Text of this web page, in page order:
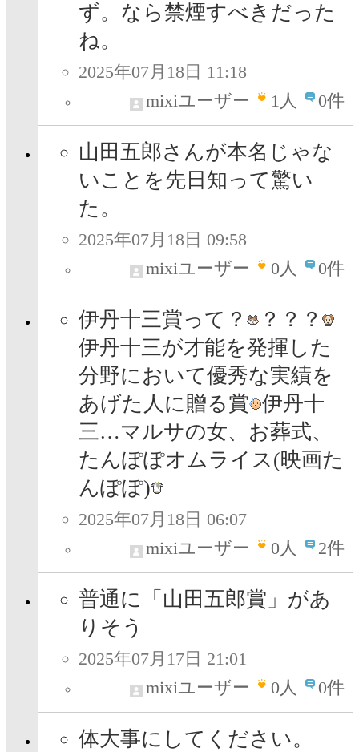
ず。なら禁煙すべきだった
ね。
2025年07月18日 11:18
mixiユーザー
1人 0件
山田五郎さんが本名じゃな
いことを先日知って驚い
た。
2025年07月18日 09:58
mixiユーザー
0人 0件
伊丹十三賞って？
？？？
伊丹十三が才能を発揮した
分野において優秀な実績を
あげた人に贈る賞 伊丹十
三…マルサの女、お葬式、
たんぽぽオムライス(映画た
んぽぽ)
2025年07月18日 06:07
mixiユーザー
0人 2件
普通に「山田五郎賞」があ
りそう
2025年07月17日 21:01
mixiユーザー
0人 0件
体大事にしてください。